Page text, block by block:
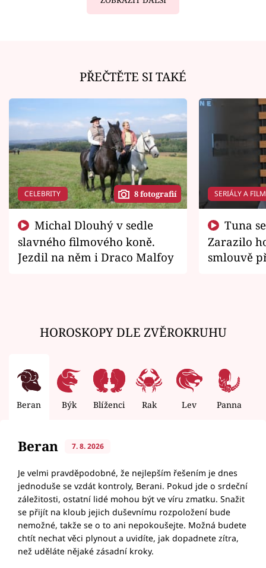
PŘEČTĚTE SI TAKÉ
CELEBRITY 8 fotografií
slavného filmového koně.
Jezdil na něm i Draco Malfoy
SERIÁLY A
Zarazilo
smlouvě
HOROSKOPY DLE ZVĚROKRUHU
Beran Býk Blíženci Rak Lev Panna
Beran 7. 8. 2026
Je velmi pravděpodobné, že nejlepším řešením je dnes
jednoduše se vzdát kontroly, Berani. Pokud jde o srdeční
záležitosti, ostatní lidé mohou být ve víru zmatku. Snažit
se přijít na kloub jejich duševnímu rozpoložení bude
nemožné, takže se o to ani nepokoušejte. Možná budete
chtít nechat věci plynout a uvidíte, jak dopadnete zítra,
než uděláte nějaké zásadní kroky.